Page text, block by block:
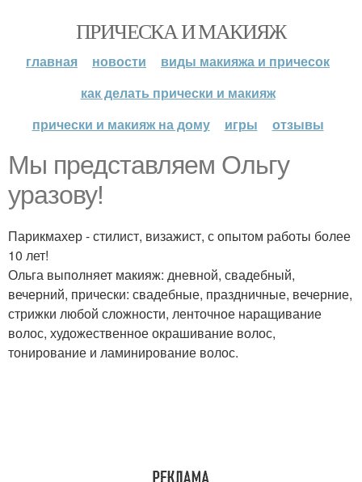
ПРИЧЕСКА И МАКИЯЖ
главная новости
виды макияжа и причесок
как делать прически и макияж
прически и макияж на дому
игры отзывы
Мы представляем Ольгу
уразову!
Парикмахер - стилист, визажист, с опытом работы более
10 лет!
Ольга выполняет макияж: дневной, свадебный,
вечерний, прически: свадебные, праздничные, вечерние,
стрижки любой сложности, ленточное наращивание
волос, художественное окрашивание волос,
тонирование и ламинирование волос.